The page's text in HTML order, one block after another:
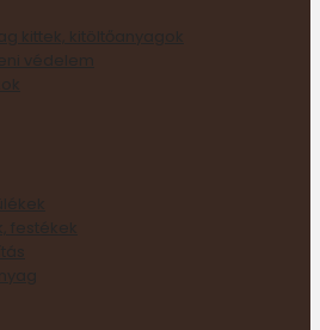
kittek, kitöltőanyagok
védelem
festékek